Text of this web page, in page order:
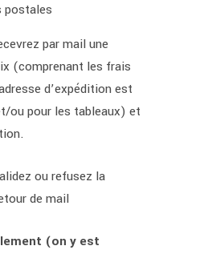
postales
par mail une
(comprenant les frais
d’expédition est
ou pour les tableaux) et
ou refusez la
de mail
(on y est